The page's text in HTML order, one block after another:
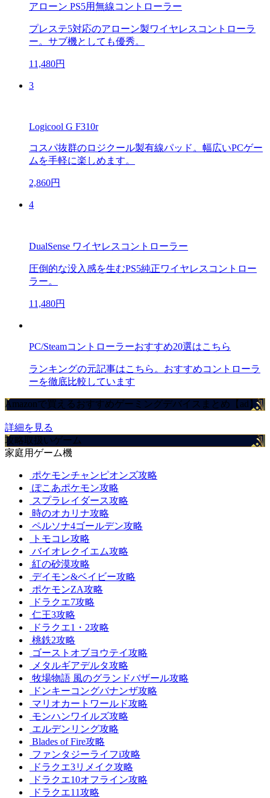
アローン PS5用無線コントローラー
プレステ5対応のアローン製ワイヤレスコントローラ
ー。サブ機としても優秀。
11,480円
3
Logicool G F310r
コスパ抜群のロジクール製有線パッド。幅広いPCゲー
ムを手軽に楽しめます。
2,860円
4
DualSense ワイヤレスコントローラー
圧倒的な没入感を生むPS5純正ワイヤレスコントロー
ラー。
11,480円
PC/Steamコントローラーおすすめ20選はこちら
ランキングの元記事はこちら。おすすめコントローラ
ーを徹底比較しています
Amazonで買えるおすすめゲーミングデバイスまとめ【ad】
詳細を見る
攻略取扱いゲーム
家庭用ゲーム機
ポケモンチャンピオンズ攻略
ぽこあポケモン攻略
スプラレイダース攻略
時のオカリナ攻略
ペルソナ4ゴールデン攻略
トモコレ攻略
バイオレクイエム攻略
紅の砂漠攻略
デイモン&ベイビー攻略
ポケモンZA攻略
ドラクエ7攻略
仁王3攻略
ドラクエ1・2攻略
桃鉄2攻略
ゴーストオブヨウテイ攻略
メタルギアデルタ攻略
牧場物語 風のグランドバザール攻略
ドンキーコングバナンザ攻略
マリオカートワールド攻略
モンハンワイルズ攻略
エルデンリング攻略
Blades of Fire攻略
ファンタジーライフi攻略
ドラクエ3リメイク攻略
ドラクエ10オフライン攻略
ドラクエ11攻略